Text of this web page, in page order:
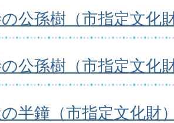
公孫樹（市指定文化
公孫樹（市指定文化
半鐘（市指定文化財